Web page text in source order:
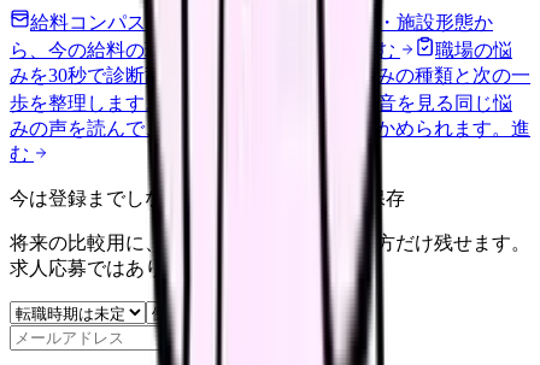
給料コンパスで比較する
地域・経験年数・施設形態か
ら、今の給料の現在地を確認できます。
進む
職場の悩
みを30秒で診断辞めるべきか迷う前に、悩みの種類と次の一
歩を整理します。
匿名掲示板で本音を見る 同じ悩
みの声を読んで、今の職場だけの問題か確かめられます。 進
む
今は登録までしない人向け: 希望条件だけ保存
将来の比較用に、転職時期と気になる働き方だけ残せます。
求人応募ではありません。